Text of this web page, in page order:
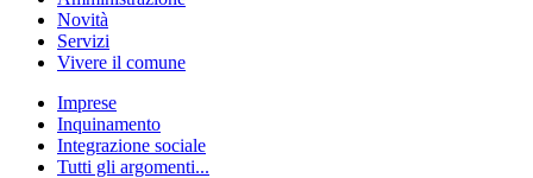
Novità
Servizi
Vivere il comune
Imprese
Inquinamento
Integrazione sociale
Tutti gli argomenti...